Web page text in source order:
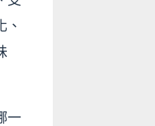
、
一